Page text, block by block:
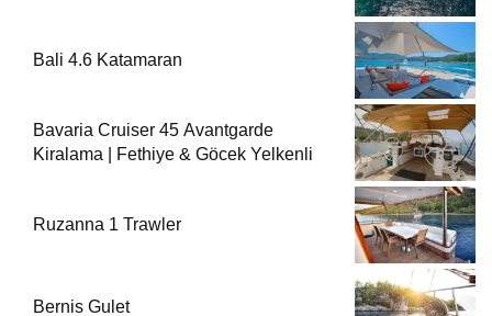
Bali 4.6 Katamaran
Bavaria Cruiser 45 Avantgarde
Kiralama | Fethiye & Göcek Yelkenli
Ruzanna 1 Trawler
Bernis Gulet